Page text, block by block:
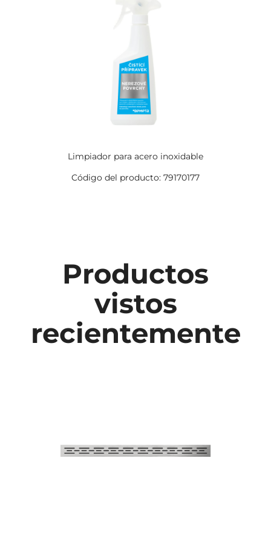
Limpiador para acero inoxidable
Código del producto: 79170177
Productos
vistos
recientemente